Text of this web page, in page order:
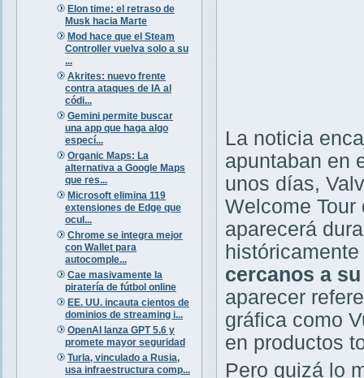
Elon time: el retraso de
Musk hacia Marte
Mod hace que el Steam
Controller vuelva solo a su
...
Akrites: nuevo frente
contra ataques de IA al
códi...
Gemini permite buscar
una app que haga algo
especí...
Organic Maps: La
alternativa a Google Maps
que res...
Microsoft elimina 119
extensiones de Edge que
ocul...
Chrome se integra mejor
con Wallet para
autocomple...
Cae masivamente la
piratería de fútbol online
EE. UU. incauta cientos de
dominios de streaming i...
OpenAI lanza GPT 5.6 y
promete mayor seguridad
Turla, vinculado a Rusia,
usa infraestructura comp...
La noticia
apuntaban en
unos días,
Welcome
aparecerá
cercanos a
aparecer
gráfica como
en productos
Pero quizá lo